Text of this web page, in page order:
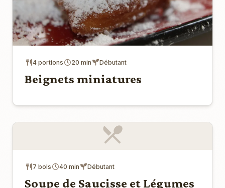
4 portions 20 min Débutant
Beignets miniatures
7 bols 40 min Débutant
Soupe de Saucisse et Légumes